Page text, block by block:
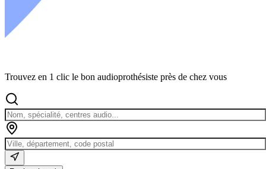
Trouvez en 1 clic le bon audioprothésiste près de chez vous